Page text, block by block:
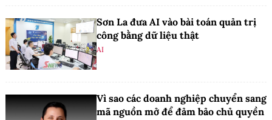
Sơn La đưa AI vào bài toán quản trị
công bằng dữ liệu thật
AI
Vì sao các doanh nghiệp chuyển sang
mã nguồn mở để đảm bảo chủ quyền